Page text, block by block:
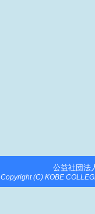
公益社団法
Copyright (C) KOBE